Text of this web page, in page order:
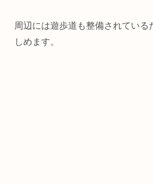
周辺には遊歩道も整備されている
しめます。